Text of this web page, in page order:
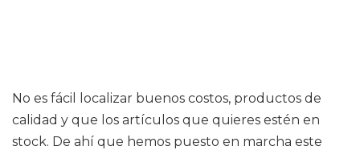
No es fácil localizar buenos costos, productos de
calidad y que los artículos que quieres estén en
stock. De ahí que hemos puesto en marcha este